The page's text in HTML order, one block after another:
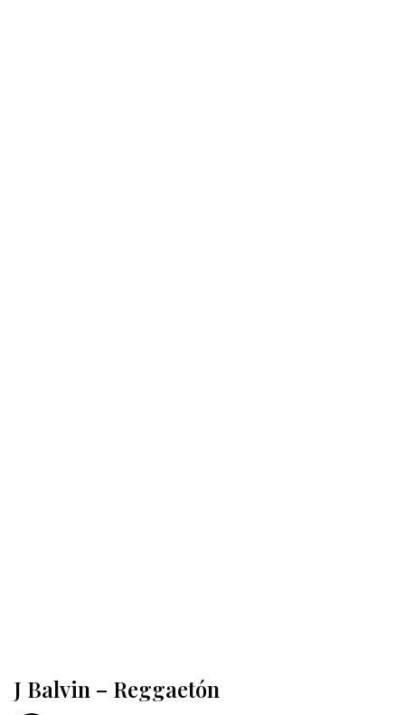
J Balvin – Reggaetón